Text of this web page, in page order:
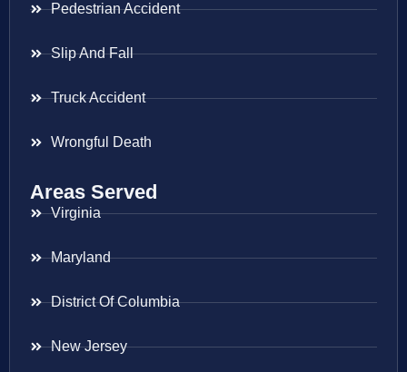
Pedestrian Accident
Slip And Fall
Truck Accident
Wrongful Death
Areas Served
Virginia
Maryland
District Of Columbia
New Jersey